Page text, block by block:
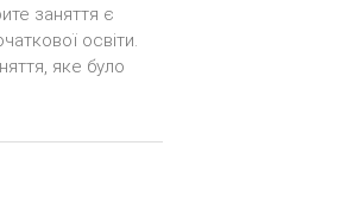
заняття є
освіти.
яке було